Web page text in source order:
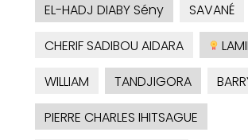
EL-HADJ DIABY Sény
SAVANÉ
CHERIF SADIBOU AIDARA
WILLIAM
TANDJIGORA
PIERRE CHARLES IHITSAGUE